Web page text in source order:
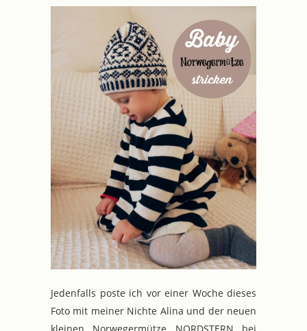
Jedenfalls poste ich vor einer Woche dieses
Foto mit meiner Nichte Alina und der neuen